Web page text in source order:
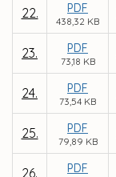
22. PDF
438,32 KB
23. PDF
73,18 KB
24. PDF
73,54 KB
25. PDF
79,89 KB
26. PDF